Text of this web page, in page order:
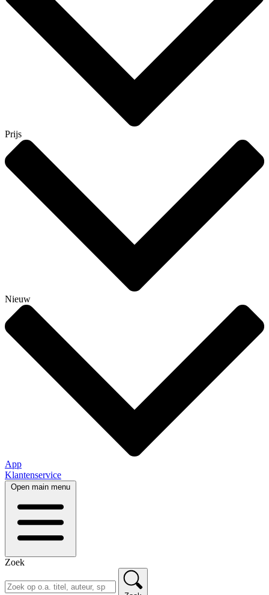
Prijs
Nieuw
App
Klantenservice
Open main menu
Zoek